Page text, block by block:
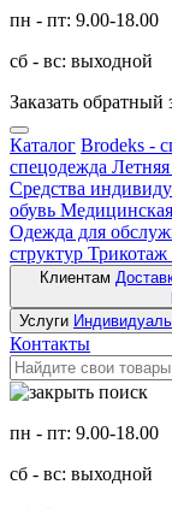
пн - пт: 9.00-18.00
сб - вс: выходной
Заказать обратный
Каталог Brodeks -
спецодежда
Средства
обувь
Одежда для
структур Трикотаж
Клиентам
Услуги
Контакты
пн - пт: 9.00-18.00
сб - вс: выходной